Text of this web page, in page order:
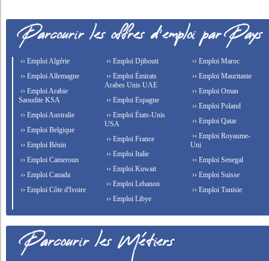
›› Emploi Algérie
›› Emploi Allemagne
›› Emploi Arabie
Saoudite KSA
›› Emploi Australie
›› Emploi Belgique
›› Emploi Bénin
›› Emploi Cameroun
›› Emploi Canada
›› Emploi Côte d'Ivoire
›› Emploi Djibouti
›› Emploi Émirats
Arabes Unis UAE
›› Emploi Espagne
›› Emploi États-Unis
USA
›› Emploi France
›› Emploi Italie
›› Emploi Kuwait
›› Emploi Lebanon
›› Emploi Libye
›› Emploi Maroc
›› Emploi Mauritanie
›› Emploi Oman
›› Emploi Poland
›› Emploi Qatar
›› Emploi Royaume-
Uni
›› Emploi Senegal
›› Emploi Suisse
›› Emploi Tunisie